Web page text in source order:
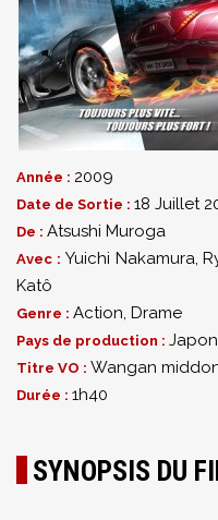
Année : 2009
Date de Sortie : 18 Juillet
De : Atsushi Muroga
Avec : Yuichi Nakamura,
Katô
Genre : Action, Drame
Pays de production : Japon
Titre VO : Wangan
Durée : 1h40
SYNOPSIS DU